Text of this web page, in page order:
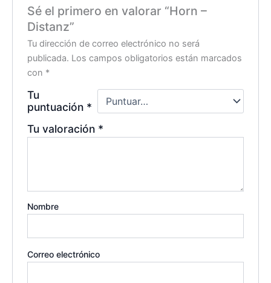
Sé el primero en valorar “Horn –
Distanz”
Tu dirección de correo electrónico no será
publicada. Los campos obligatorios están marcados
con *
Tu
puntuación *
Tu valoración *
Nombre
Correo electrónico